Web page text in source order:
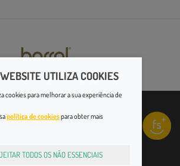
UTILIZA COOKIES
cookies para melhorar a sua experiência de
política de cookiespara obter mais
TODOS OS NÃO ESSENCIAIS